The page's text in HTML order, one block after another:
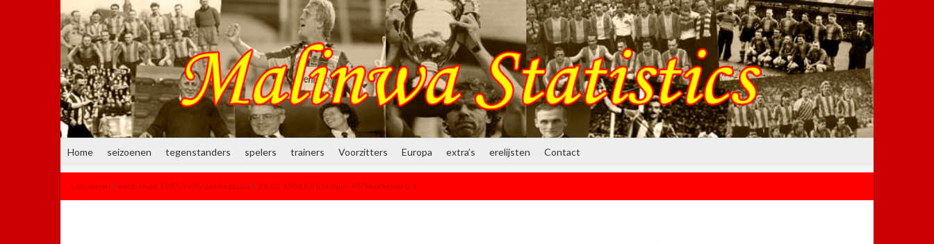
Home seizoenen tegenstanders spelers trainers Voorzitters Europa extra’s erelijsten Contact
seizoenen > eindronde 1997-1998: derde plaats > 21-05-1998 KV Kortrijk – KV Mechelen 0-1